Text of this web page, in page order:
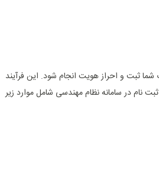
ثبت و احراز هویت انجام شود. این فرآیند
‌نام در سامانه نظام مهندسی شامل موارد زیر